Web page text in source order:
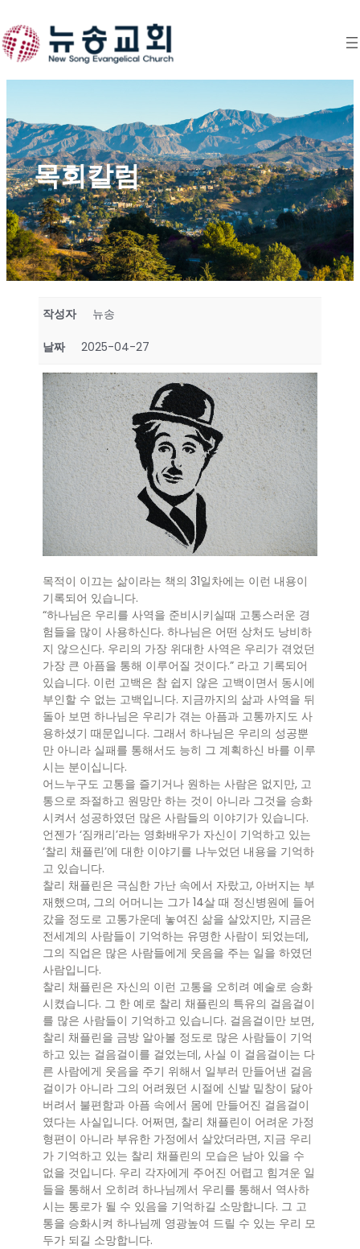
to
content
목회칼럼
작성자 뉴송
날짜 2025-04-27
목적이 이끄는 삶이라는 책의 31일차에는 이런 내용이
기록되어 있습니다.
“하나님은 우리를 사역을 준비시키실때 고통스러운 경
험들을 많이 사용하신다. 하나님은 어떤 상처도 낭비하
지 않으신다. 우리의 가장 위대한 사역은 우리가 겪었던
가장 큰 아픔을 통해 이루어질 것이다.” 라고 기록되어
있습니다. 이런 고백은 참 쉽지 않은 고백이면서 동시에
부인할 수 없는 고백입니다. 지금까지의 삶과 사역을 뒤
돌아 보면 하나님은 우리가 겪는 아픔과 고통까지도 사
용하셨기 때문입니다. 그래서 하나님은 우리의 성공뿐
만 아니라 실패를 통해서도 능히 그 계획하신 바를 이루
시는 분이십니다.
어느누구도 고통을 즐기거나 원하는 사람은 없지만, 고
통으로 좌절하고 원망만 하는 것이 아니라 그것을 승화
시켜서 성공하였던 많은 사람들의 이야기가 있습니다.
언젠가 ‘짐캐리’라는 영화배우가 자신이 기억하고 있는
‘찰리 채플린’에 대한 이야기를 나누었던 내용을 기억하
고 있습니다.
찰리 채플린은 극심한 가난 속에서 자랐고, 아버지는 부
재했으며, 그의 어머니는 그가 14살 때 정신병원에 들어
갔을 정도로 고통가운데 놓여진 삶을 살았지만, 지금은
전세계의 사람들이 기억하는 유명한 사람이 되었는데,
그의 직업은 많은 사람들에게 웃음을 주는 일을 하였던
사람입니다.
찰리 채플린은 자신의 이런 고통을 오히려 예술로 승화
시켰습니다. 그 한 예로 찰리 채플린의 특유의 걸음걸이
를 많은 사람들이 기억하고 있습니다. 걸음걸이만 보면,
찰리 채플린을 금방 알아볼 정도로 많은 사람들이 기억
하고 있는 걸음걸이를 걸었는데, 사실 이 걸음걸이는 다
른 사람에게 웃음을 주기 위해서 일부러 만들어낸 걸음
걸이가 아니라 그의 어려웠던 시절에 신발 밑창이 닳아
버려서 불편함과 아픔 속에서 몸에 만들어진 걸음걸이
였다는 사실입니다. 어쩌면, 찰리 채플린이 어려운 가정
형편이 아니라 부유한 가정에서 살았더라면, 지금 우리
가 기억하고 있는 찰리 채플린의 모습은 남아 있을 수
없을 것입니다. 우리 각자에게 주어진 어렵고 힘겨운 일
들을 통해서 오히려 하나님께서 우리를 통해서 역사하
시는 통로가 될 수 있음을 기억하길 소망합니다. 그 고
통을 승화시켜 하나님께 영광높여 드릴 수 있는 우리 모
두가 되길 소망합니다.